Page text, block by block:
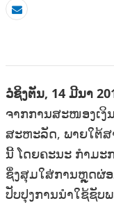
​ອີ​ເມ​ລ໌
ວໍ​ຊິງ​ຕັນ, 14 ມີ​ນາ
ຈາກການສະໜອງເງິ
ສະຫະລັດ, ພາຍໃຕ້
ນີ້ ໂດຍຄະນະ ກໍາມະ
ຊຶ່ງສຸມໃສ່ການຫຼຸດຜ່ອ
ປັບປຸງການນຳ​ໃຊ້​ຊັບ​